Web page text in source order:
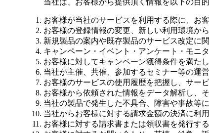
お客様が当社のサービスを利用する際に、お
お客様の登録情報の変更、新しい利用環境か
新規製品の案内や既存製品のサービス改定に
キャンペーン・イベント・アンケート・モニ
お客様に対してキャンペーン獲得条件を満た
当社が主催、共催、参加するセミナー等の運
お客様のサービスの使用履歴を把握し、サー
お客様から依頼された情報をデータ解析し、
当社の製品で発生した不具合、障害や事故等
当社からお客様に対する請求金額の決済に利
お客様に対する請求書または領収書を発行する